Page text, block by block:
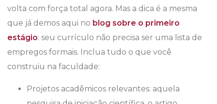
volta com força total agora. Mas a dica é a mesma
que já demos aqui no blog sobre o primeiro
estágio: seu currículo não precisa ser uma lista de
empregos formais. Inclua tudo o que você
construiu na faculdade:
Projetos acadêmicos relevantes: aquela